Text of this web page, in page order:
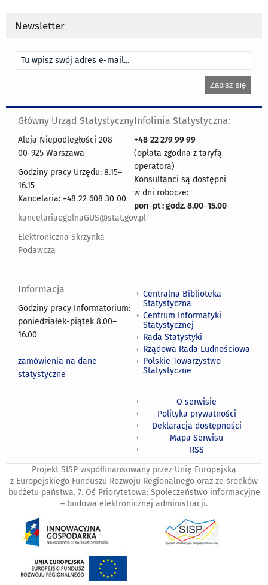
Newsletter
Główny Urząd Statystyczny
Aleja Niepodległości 208
00-925 Warszawa
Godziny pracy Urzędu: 8.15–
16.15
Kancelaria: +48 22 608 30 00
kancelariaogolnaGUS@stat.gov.pl
Elektroniczna Skrzynka
Podawcza
Infolinia Statystyczna:
+48 22 279 99 99
(opłata zgodna z taryfą
operatora)
Konsultanci są dostępni
w dni robocze:
pon–pt : godz. 8.00–15.00
Informacja
Godziny pracy Informatorium:
poniedziałek-piątek 8.00–
16.00
zamówienia na dane
statystyczne
Centralna Biblioteka
Statystyczna
Centrum Informatyki
Statystycznej
Rada Statystyki
Rządowa Rada Ludnościowa
Polskie Towarzystwo
Statystyczne
O serwisie
Polityka prywatności
Deklaracja dostępności
Mapa Serwisu
RSS
Projekt SISP współfinansowany przez Unię Europejską
z Europejskiego Funduszu Rozwoju Regionalnego oraz ze środków
budżetu państwa. 7. Oś Priorytetowa: Społeczeństwo informacyjne
– budowa elektronicznej administracji.